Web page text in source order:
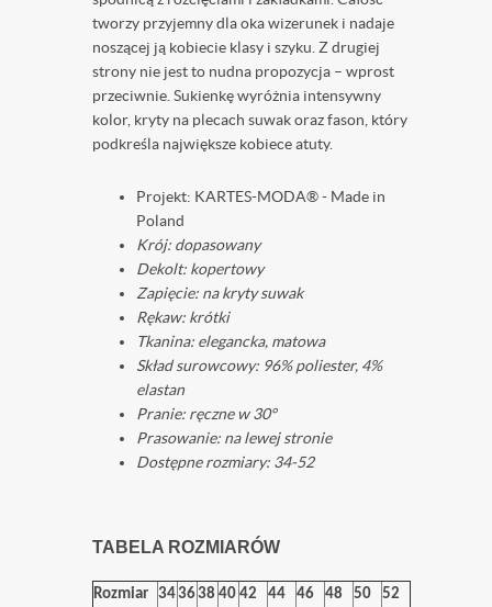
tworzy przyjemny dla oka wizerunek i nadaje
noszącej ją kobiecie klasy i szyku. Z drugiej
strony nie jest to nudna propozycja – wprost
przeciwnie. Sukienkę wyróżnia intensywny
kolor, kryty na plecach suwak oraz fason, który
podkreśla największe kobiece atuty.
Projekt: KARTES-MODA® - Made in
Poland ️
Krój: dopasowany
Dekolt: kopertowy
Zapięcie: na kryty suwak
Rękaw: krótki
Tkanina: elegancka, matowa
Skład surowcowy: 96% poliester, 4%
elastan
Pranie: ręczne w 30°
Prasowanie: na lewej stronie
Dostępne rozmiary: 34-52
TABELA ROZMIARÓW
Rozmiar 343638 40 42 44 46 48 50 52